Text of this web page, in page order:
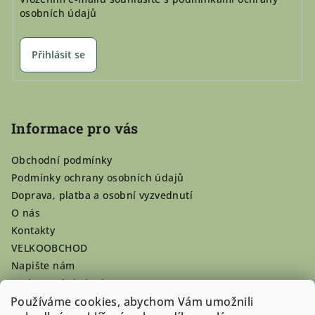
Používáme cookies, abychom Vám umožnili
osobních údajů
Přihlásit se
Informace pro vás
Obchodní podmínky
Podmínky ochrany osobních údajů
Doprava, platba a osobní vyzvednutí
O nás
Kontakty
VELKOOBCHOD
Napište nám
Hodnocení obchodu
Registrace se vyplatí!